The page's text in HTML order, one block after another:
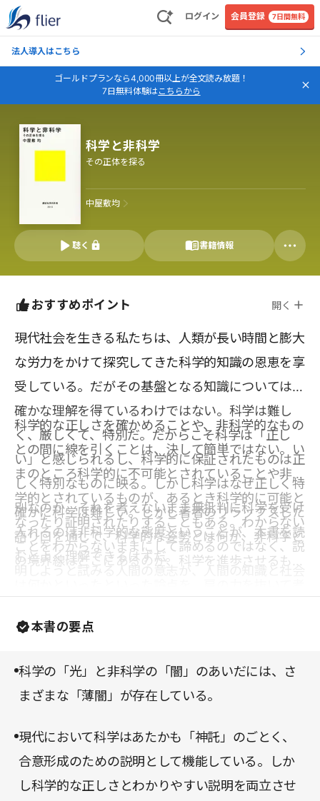
ログイン 会員登録 7日間無料
法人導入はこちら
ゴールドプランなら4,000冊以上が全文読み放題！
7日無料体験はこちらから
科学と非科学
その正体を探る
中屋敷均
聴く 書籍情報
おすすめポイント 開く
現代社会を生きる私たちは、人類が長い時間と膨大
な労力をかけて探究してきた科学的知識の恩恵を享
受している。だがその基盤となる知識については、
確かな理解を得ているわけではない。科学は難し
く、厳しくて、特別だ。だからこそ科学は「正し
い」と感じられるし、科学的に保証されたものは正
しく特別なものに映る。しかし科学はなぜ正しく特
別なのか。それを考えないまま無批判に科学を受け
入れるのは非科学的な態度ということが、本書を読
むとよく理解できるはずだ。
科学的な正しさを確かめることや、非科学的なもの
との間に線を引くことは、決して簡単ではない。い
まのところ科学的に不可能とされていることや非科
学的とされているものが、あるとき科学的に可能と
なったり証明されたりすることもある。わからない
ことをわからないままにして諦めるのではなく、説
を進歩させてきたのだ。「難しいから」と理解を放
棄し、科学者の言うことや科学を装う言説を無批判
ある。
確かに科学は難しい。しかし著者のリラックスした
語り口を通して、科学的な姿勢とは何か、非科学と
の境界線はどこにあるのか、科学を進歩させるもの
本書の要点
科学の「光」と非科学の「闇」のあいだには、さ
まざまな「薄闇」が存在している。
現代において科学はあたかも「神託」のごとく、
合意形成のための説明として機能している。しか
し科学的な正しさとわかりやすい説明を両立させ